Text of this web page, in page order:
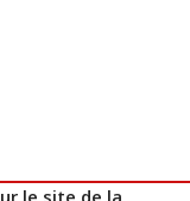
le site de la